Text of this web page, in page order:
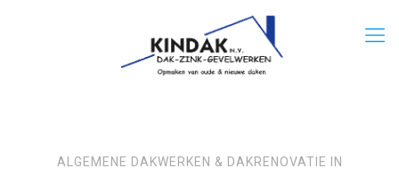
ALGEMENE DAKWERKEN & DAKRENOVATIE IN